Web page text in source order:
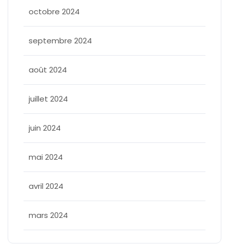
octobre 2024
septembre 2024
août 2024
juillet 2024
juin 2024
mai 2024
avril 2024
mars 2024